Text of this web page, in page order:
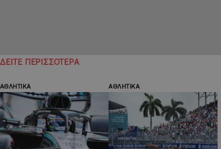
ΔΕΙΤΕ ΠΕΡΙΣΣΟΤΕΡΑ
ΑΘΛΗΤΙΚΑ ΑΘΛΗΤΙΚΑ